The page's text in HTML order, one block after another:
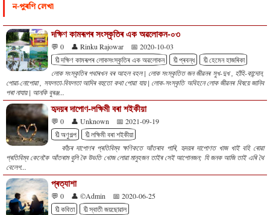
ন-পুৰণি লেখা
দক্ষিণ কামৰূপৰ সংস্কৃতিৰ এক অৱলোকন-০৩
💬 0 👤 Rinku Rajowar
📅 2020-10-03
🔖দক্ষিণ কামৰূপৰ লোকসংস্কৃতিৰ এক অৱলোকন
🔖প্ৰবন্ধ
🔖হেমেন হাজৰিকা
লোক সংস্কৃতিৰ পথাৰখন বৰ আহল বহল | লোক সংস্কৃতিত জন জীৱনৰ সুখ-দুখ , হাঁহি-কান্দোন,
পোৱা-নোপোৱা , সফলতা-বিফলতা আদিৰ বহুতো কথা পোৱা যায় | লোক-সংস্কৃতি অবিহনে লোক জীৱনৰ বিষয়ে জানিব
পৰা নাযায় | আনকি বুৰঞ্জ...
হৃদয়ৰ দাপোণ-লক্ষিমী বৰা শইকীয়া
💬 0 👤 Unknown
📅 2021-09-19
🔖অণুগল্প
🔖লক্ষিমী বৰা শইকীয়া
কাঁচৰ দাপোণৰ প্ৰতিবিম্ব ক্ষণিকতে আঁতৰাব পাৰি, হৃদয়ৰ দাপোণত খাজ খাই বহি ৰোৱা
প্ৰতিবিম্ব কেনেকৈ আঁতৰাম বুলি কৈ উভতি খোজ লোৱা মানুহজন তাইৰ সেই আপোনজন; যি জনক আজি তাই এৰি থৈ
বেলেগ...
প্ৰত্যাশা
💬 0 👤 ©Admin
📅 2020-06-25
🔖কবিতা
🔖স্বাতী জয়ছোৱাল